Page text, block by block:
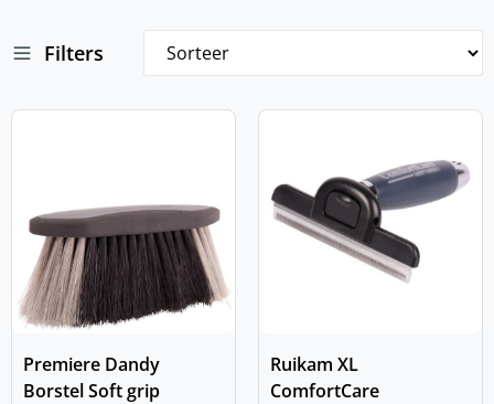
Filters
Premiere Dandy
Borstel Soft grip
Ruikam XL
ComfortCare